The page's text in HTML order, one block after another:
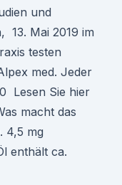
und
13. Mai 2019 im
testen
med. Jeder
Lesen Sie hier
macht das
4,5 mg
enthält ca.